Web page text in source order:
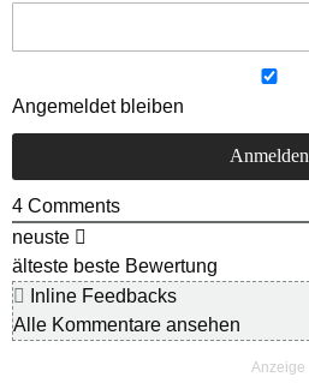
Angemeldet bleiben
4 Comments
neuste
älteste beste Bewertung
Inline Feedbacks
Alle Kommentare ansehen